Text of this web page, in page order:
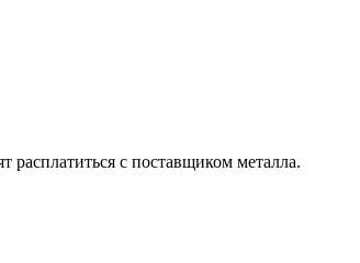
расплатиться с поставщиком металла.